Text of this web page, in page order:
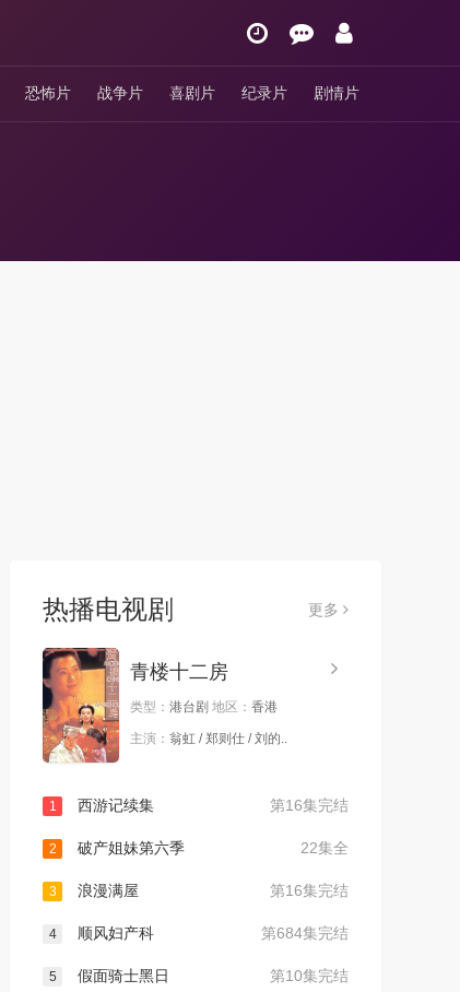
恐怖片 战争片 喜剧片 纪录片 剧情片
热播电视剧 更多
青楼十二房
类型： 港台剧 地区： 香港
主演： 翁虹 / 郑则仕 / 刘的..
第16集完结
1 西游记续集
22集全
2 破产姐妹第六季
第16集完结
3 浪漫满屋
第684集完结
4 顺风妇产科
第10集完结
5 假面骑士黑日